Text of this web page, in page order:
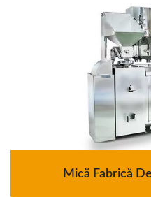
Mică Fabrică